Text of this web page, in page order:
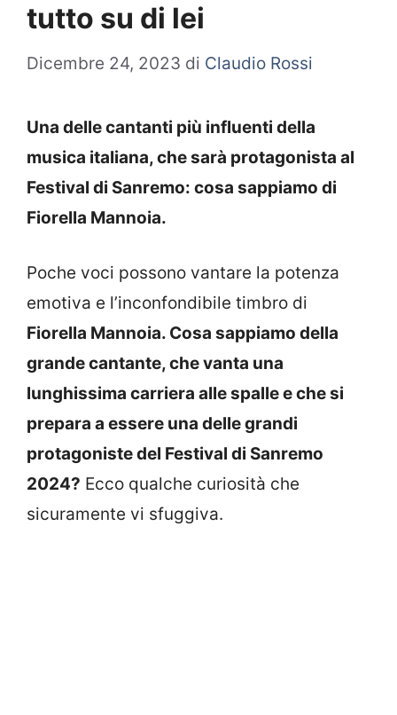
tutto su di lei
Dicembre 24, 2023 di Claudio Rossi
Una delle cantanti più influenti della
musica italiana, che sarà protagonista al
Festival di Sanremo: cosa sappiamo di
Fiorella Mannoia.
Poche voci possono vantare la potenza
emotiva e l’inconfondibile timbro di
Fiorella Mannoia. Cosa sappiamo della
grande cantante, che vanta una
lunghissima carriera alle spalle e che si
prepara a essere una delle grandi
protagoniste del Festival di Sanremo
2024? Ecco qualche curiosità che
sicuramente vi sfuggiva.